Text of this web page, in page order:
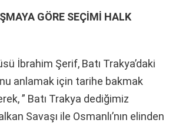
GÖRE SEÇİMİ HALK
İbrahim Şerif, Batı Trakya’daki
anlamak için tarihe bakmak
” Batı Trakya dediğimiz
Savaşı ile Osmanlı’nın elinden